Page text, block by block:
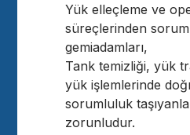
Yük elleçleme ve
süreçlerinden
gemiadamları,
Tank temizliği, yük
yük işlemlerinde
sorumluluk
zorunludur.